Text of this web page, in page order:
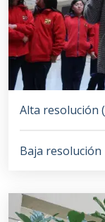
Alta resolución (
Baja resolución